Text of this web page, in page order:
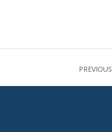
钟表
PREVIOUS